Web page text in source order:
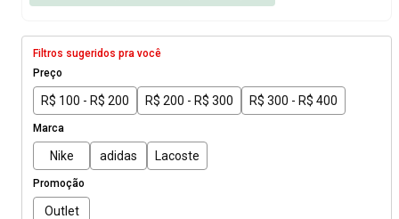
Filtros sugeridos pra você
Preço
R$ 100 - R$ 200 R$ 200 - R$ 300 R$ 300 - R$ 400
Marca
Nike adidas Lacoste
Promoção
Outlet